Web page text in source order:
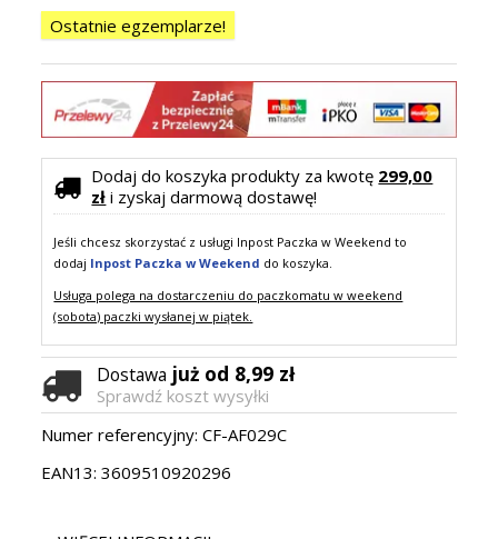
Ostatnie egzemplarze!
Dodaj do koszyka produkty za kwotę 299,00
zł i zyskaj darmową dostawę!
Jeśli chcesz skorzystać z usługi Inpost Paczka w Weekend to
dodaj Inpost Paczka w Weekend do koszyka.
Usługa polega na dostarczeniu do paczkomatu w weekend
(sobota) paczki wysłanej w piątek.
Dostawa już od 8,99 zł
Sprawdź koszt wysyłki
Numer referencyjny: CF-AF029C
EAN13: 3609510920296